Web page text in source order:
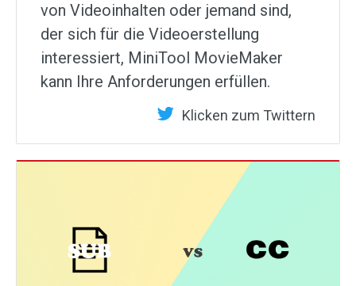
von Videoinhalten oder jemand sind,
der sich für die Videoerstellung
interessiert, MiniTool MovieMaker
kann Ihre Anforderungen erfüllen.
Klicken zum Twittern